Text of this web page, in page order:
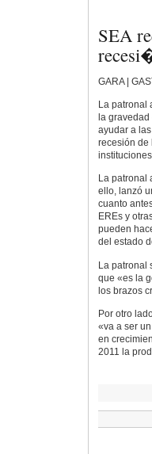
SEA
GARA |
La patronal
la
ayudar a
recesión de
La patronal
ello, lanzó
cuanto
EREs y
pueden
del estado
La patronal
que «es la
los brazos
Por otro
«va a ser
en
2011 la